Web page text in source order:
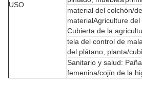
USO
material del colchón/
materialAgriculture
Cubierta de la
tela del control de
del plátano, planta/
Sanitario y salud:
femenina/cojín de la